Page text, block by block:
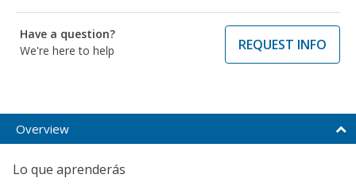
Have a question?
We're here to help
REQUEST INFO
Overview
Lo que aprenderás